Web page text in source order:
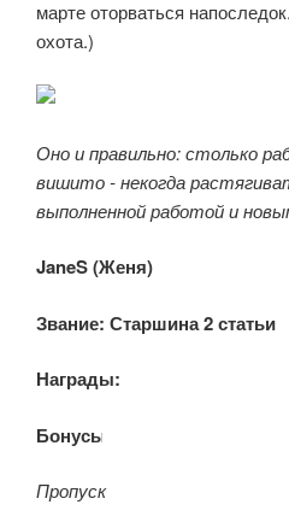
марте оторваться
охота.)
Оно и правильно: столько
вишито - некогда
выполненной работой и
JaneS (Женя)
Звание: Старшина 2 статьи
Награды:
Бонусы:
Пропуск